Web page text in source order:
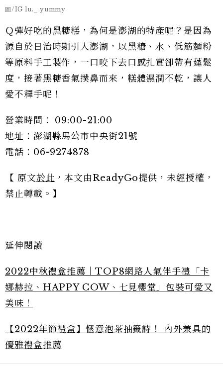
圖/IG lu._.yummy
Ｑ彈好吃的黑糖糕，為何是澎湖的特產呢？是因為
源自於日治時期引入澎湖，以黑糖、水、低筋麵粉
等原料手工製作，一口咬下去口感扎實卻帶有蓬鬆
度，接著黑糖香氣撲鼻而來，糕體濕潤不乾，讓人
愛不釋手呢！
營業時間： 09:00-21:00
地址：澎湖縣馬公市中央街21號
電話：06-9274878
【 原文於此 ，本文由ReadyGo提供，未經授權，
禁止轉載。】
延伸閱讀
2022中秋禮盒推薦｜TOP8網路人氣伴手禮「卡
娜赫拉、HAPPY COW、七見櫻堂」包裝可愛又
美味！
【2022年節禮盒】愜意泡茶抽籤詩！ 內外兼具的
優雅禮盒推薦